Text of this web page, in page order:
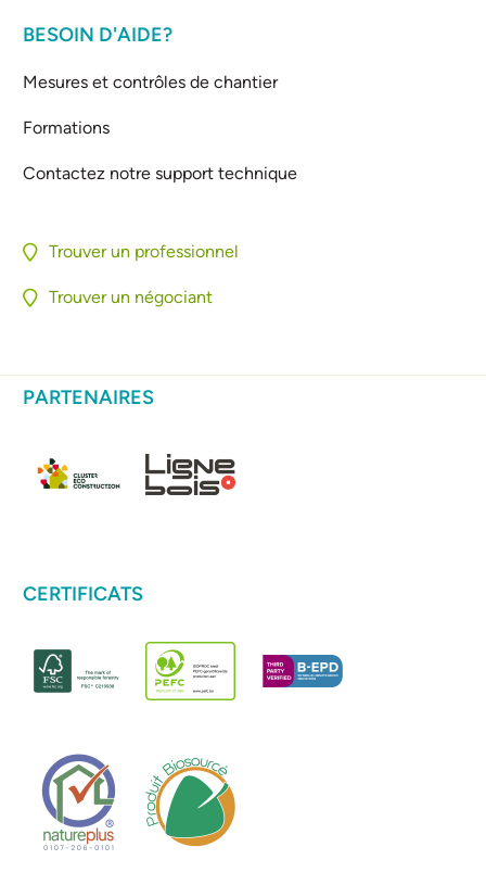
BESOIN D'AIDE?
Mesures et contrôles de chantier
Formations
Contactez notre support technique
Trouver un professionnel
Trouver un négociant
PARTENAIRES
CERTIFICATS